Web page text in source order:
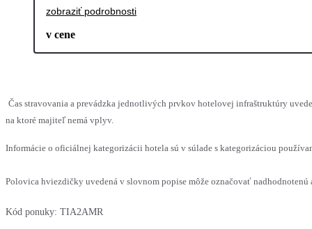
zobraziť podrobnosti
v cene
Čas stravovania a prevádzka jednotlivých prvkov hotelovej infraštruktúry
na ktoré majiteľ nemá vplyv.
Informácie o oficiálnej kategorizácii hotela sú v súlade s kategorizáciou
Polovica hviezdičky uvedená v slovnom popise môže označovať
Kód ponuky: TIA2AMR